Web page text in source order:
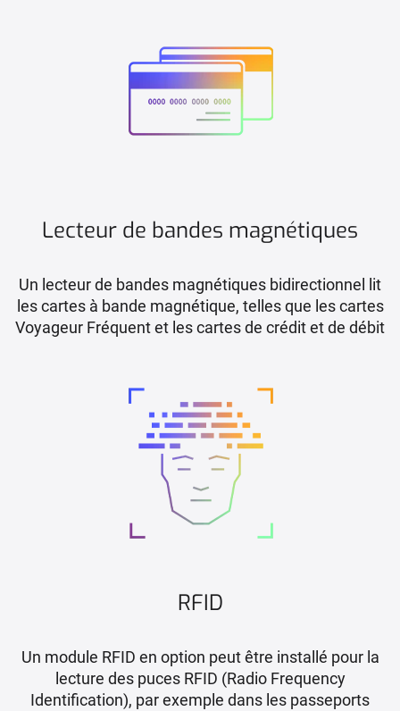
Lecteur de bandes magnétiques
Un lecteur de bandes magnétiques bidirectionnel lit
les cartes à bande magnétique, telles que les cartes
Voyageur Fréquent et les cartes de crédit et de débit
RFID
Un module RFID en option peut être installé pour la
lecture des puces RFID (Radio Frequency
Identification), par exemple dans les passeports